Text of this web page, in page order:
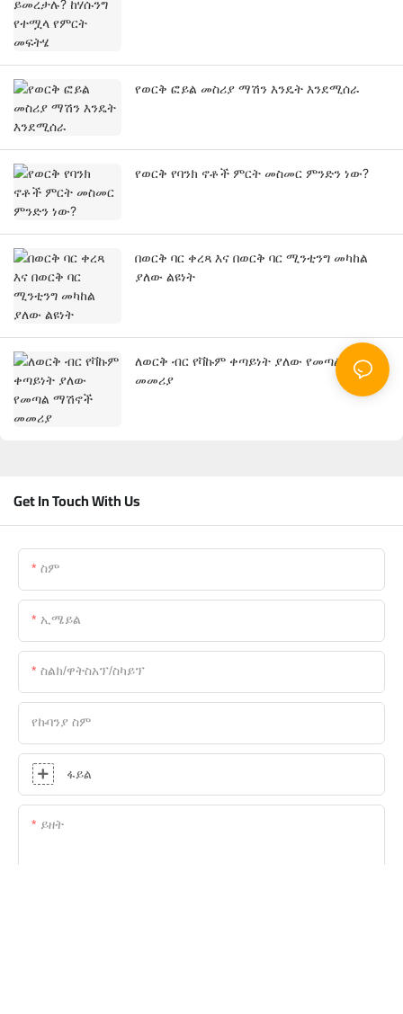
የወርቅ ፎይል መስሪያ ማሽን እንዴት እንደሚሰራ
የወርቅ የባንክ ኖቶች ምርት መስመር ምንድን ነው?
በወርቅ ባር ቀረጻ እና በወርቅ ባር ሚንቲንግ መካከል
ያለው ልዩነት
ለወርቅ ብር የቫኩም ቀጣይነት ያለው የመጣል ማሽኖች
መመሪያ
Get In Touch With Us
ስም
ኢሜይል
ስልክ/ዋትስአፕ/ስካይፕ
የኩባንያ ስም
ፋይል
ይዘት